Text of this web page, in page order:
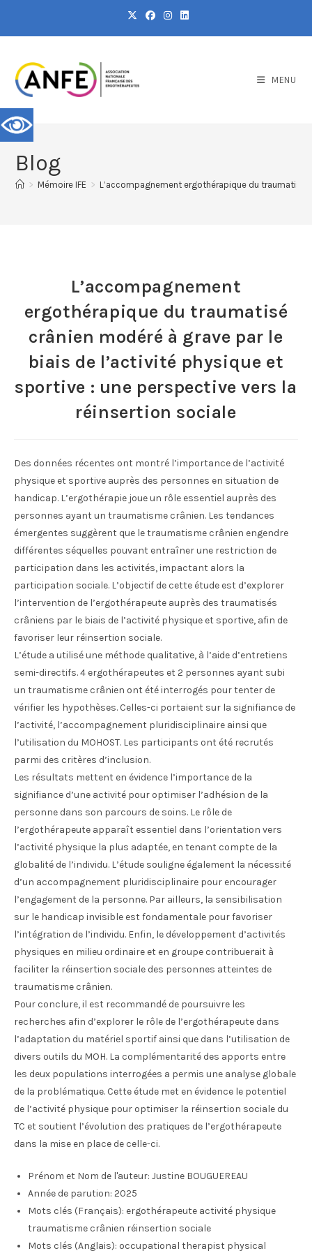
MENU
Blog
> Mémoire IFE > L’accompagnement ergothérapique du traumatisé
L’accompagnement
ergothérapique du traumatisé
crânien modéré à grave par le
biais de l’activité physique et
sportive : une perspective vers la
réinsertion sociale
Des données récentes ont montré l’importance de l’activité
physique et sportive auprès des personnes en situation de
handicap. L’ergothérapie joue un rôle essentiel auprès des
personnes ayant un traumatisme crânien. Les tendances
émergentes suggèrent que le traumatisme crânien engendre
différentes séquelles pouvant entraîner une restriction de
participation dans les activités, impactant alors la
participation sociale. L’objectif de cette étude est d’explorer
l’intervention de l’ergothérapeute auprès des traumatisés
crâniens par le biais de l’activité physique et sportive, afin de
favoriser leur réinsertion sociale.
L’étude a utilisé une méthode qualitative, à l’aide d’entretiens
semi-directifs. 4 ergothérapeutes et 2 personnes ayant subi
un traumatisme crânien ont été interrogés pour tenter de
vérifier les hypothèses. Celles-ci portaient sur la signifiance de
l’activité, l’accompagnement pluridisciplinaire ainsi que
l’utilisation du MOHOST. Les participants ont été recrutés
parmi des critères d’inclusion.
Les résultats mettent en évidence l’importance de la
signifiance d’une activité pour optimiser l’adhésion de la
personne dans son parcours de soins. Le rôle de
l’ergothérapeute apparaît essentiel dans l’orientation vers
l’activité physique la plus adaptée, en tenant compte de la
globalité de l’individu. L’étude souligne également la nécessité
d’un accompagnement pluridisciplinaire pour encourager
l’engagement de la personne. Par ailleurs, la sensibilisation
sur le handicap invisible est fondamentale pour favoriser
l’intégration de l’individu. Enfin, le développement d’activités
physiques en milieu ordinaire et en groupe contribuerait à
faciliter la réinsertion sociale des personnes atteintes de
traumatisme crânien.
Pour conclure, il est recommandé de poursuivre les
recherches afin d’explorer le rôle de l’ergothérapeute dans
l’adaptation du matériel sportif ainsi que dans l’utilisation de
divers outils du MOH. La complémentarité des apports entre
les deux populations interrogées a permis une analyse globale
de la problématique. Cette étude met en évidence le potentiel
de l’activité physique pour optimiser la réinsertion sociale du
TC et soutient l’évolution des pratiques de l’ergothérapeute
dans la mise en place de celle-ci.
Prénom et Nom de l'auteur: Justine BOUGUEREAU
Année de parution: 2025
Mots clés (Français): ergothérapeute activité physique
traumatisme crânien réinsertion sociale
Mots clés (Anglais): occupational therapist physical